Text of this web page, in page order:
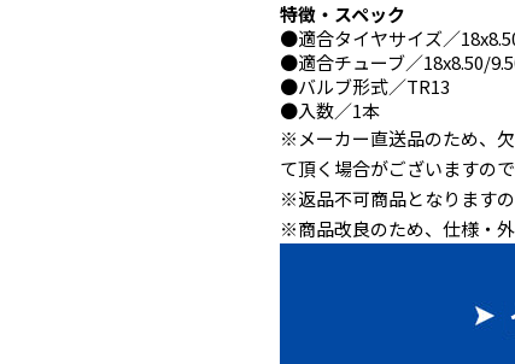
特徴・スペック
●適合タイヤサイズ／
●適合チューブ／18x8.50/
●バルブ形式／TR13
●入数／1本
※メーカー直送品のため、
て頂く場合がございますの
※返品不可商品となりますの
※商品改良のため、仕様・